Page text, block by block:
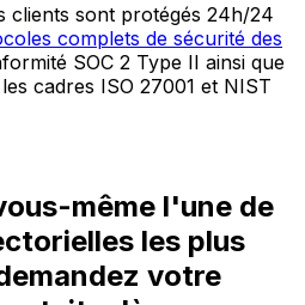
clients sont protégés 24h/24
complets de sécurité des
SOC 2 Type II ainsi que
cadres ISO 27001 et NIST
même l'une de
les plus
votre